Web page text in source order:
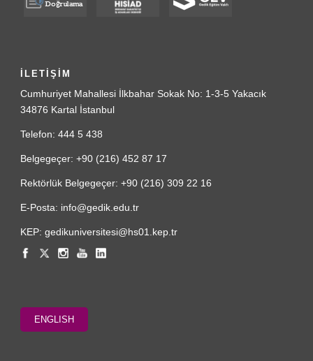
İLETİŞİM
Cumhuriyet Mahallesi İlkbahar Sokak No: 1-3-5 Yakacık
34876 Kartal İstanbul
Telefon: 444 5 438
Belgegeçer: +90 (216) 452 87 17
Rektörlük Belgegeçer: +90 (216) 309 22 16
E-Posta: info@gedik.edu.tr
KEP: gedikuniversitesi@hs01.kep.tr
ENGLISH